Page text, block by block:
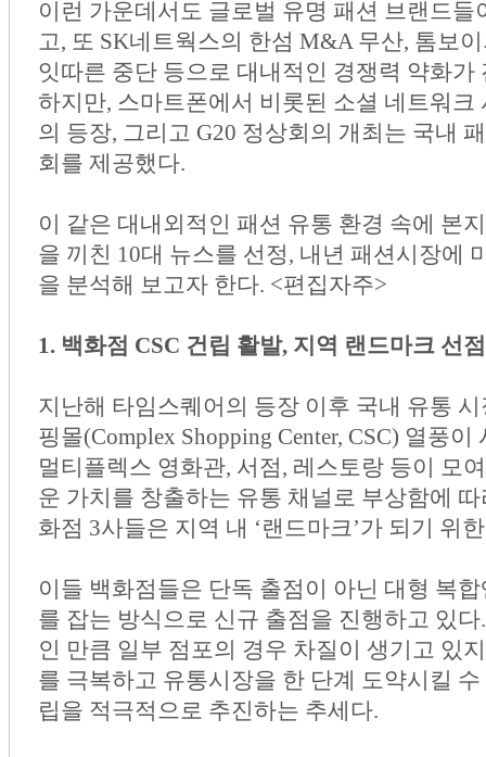
이런 가운데서도 글로벌 유명 패션 브랜드
고, 또 SK네트웍스의 한섬 M&A 무산, 톰보
잇따른 중단 등으로 대내적인 경쟁력 약화가
하지만, 스마트폰에서 비롯된 소셜 네트워
의 등장, 그리고 G20 정상회의 개최는 국내
회를 제공했다.
이 같은 대내외적인 패션 유통 환경 속에 본
을 끼친 10대 뉴스를 선정, 내년 패션시장에
을 분석해 보고자 한다. <편집자주>
1. 백화점 CSC 건립 활발, 지역 랜드마크 선
지난해 타임스퀘어의 등장 이후 국내 유통
핑몰(Complex Shopping Center, CSC) 열풍
멀티플렉스 영화관, 서점, 레스토랑 등이 모
운 가치를 창출하는 유통 채널로 부상함에
화점 3사들은 지역 내 ‘랜드마크’가 되기 위
이들 백화점들은 단독 출점이 아닌 대형 복
를 잡는 방식으로 신규 출점을 진행하고 있
인 만큼 일부 점포의 경우 차질이 생기고 있
를 극복하고 유통시장을 한 단계 도약시킬
립을 적극적으로 추진하는 추세다.